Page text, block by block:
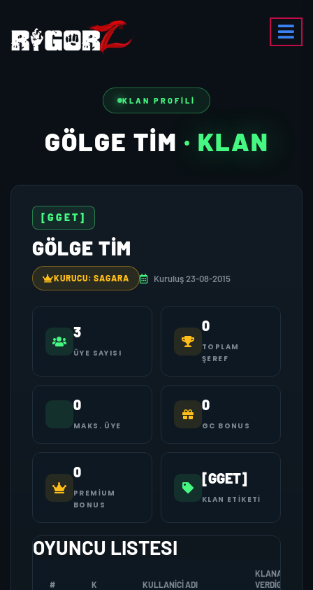
KLAN PROFILI
GÖLGE TİM · KLAN
[GGET]
GÖLGE TİM
KURUCU: SAGARA Kuruluş 23-08-2015
3
ÜYE SAYISI
0
TOPLAM
ŞEREF
0
MAKS. ÜYE
0
GC BONUS
0
PREMIUM
BONUS
[GGET]
KLAN ETIKETI
OYUNCU LISTESI
# K KULLANICI ADI
KLANA
VERDIGI